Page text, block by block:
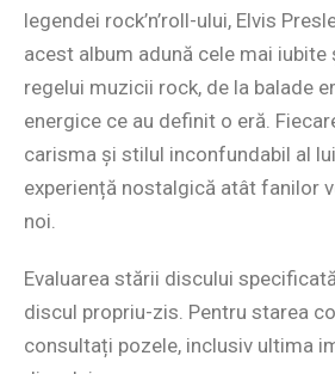
legendei rock’n’roll-ului, Elvis
acest album adună cele mai
regelui muzicii rock, de la balade
energice ce au definit o eră.
carisma și stilul inconfundabil al
experiență nostalgică atât fanilor
noi.
Evaluarea stării discului
discul propriu-zis. Pentru starea
consultați pozele, inclusiv ultima